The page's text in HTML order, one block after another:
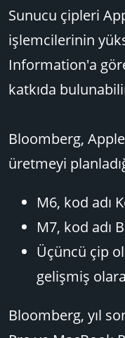
Sunucu çipleri
işlemcilerinin
Information'a
katkıda
Bloomberg,
üretmeyi
M6, kod adı
M7, kod adı
Üçüncü çip
gelişmiş
Bloomberg, yıl